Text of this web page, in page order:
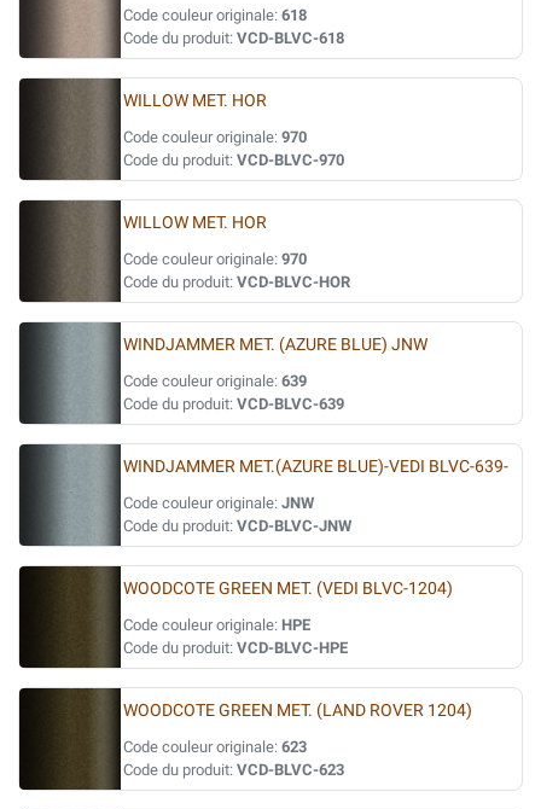
Code couleur originale: 618
Code du produit: VCD-BLVC-618
WILLOW MET. HOR
Code couleur originale: 970
Code du produit: VCD-BLVC-970
WILLOW MET. HOR
Code couleur originale: 970
Code du produit: VCD-BLVC-HOR
WINDJAMMER MET. (AZURE BLUE) JNW
Code couleur originale: 639
Code du produit: VCD-BLVC-639
WINDJAMMER MET.(AZURE BLUE)-VEDI BLVC-639-
Code couleur originale: JNW
Code du produit: VCD-BLVC-JNW
WOODCOTE GREEN MET. (VEDI BLVC-1204)
Code couleur originale: HPE
Code du produit: VCD-BLVC-HPE
WOODCOTE GREEN MET. (LAND ROVER 1204)
Code couleur originale: 623
Code du produit: VCD-BLVC-623